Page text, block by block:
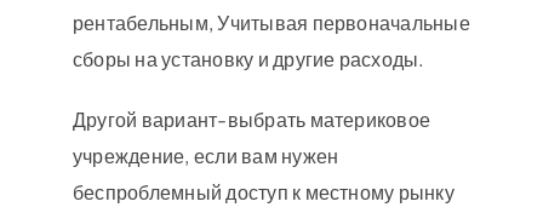
рентабельным, Учитывая первоначальные
сборы на установку и другие расходы.
Другой вариант-выбрать материковое
учреждение, если вам нужен
беспроблемный доступ к местному рынку